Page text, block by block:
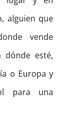
alguien que
vende
dónde esté,
o Europa y
para una